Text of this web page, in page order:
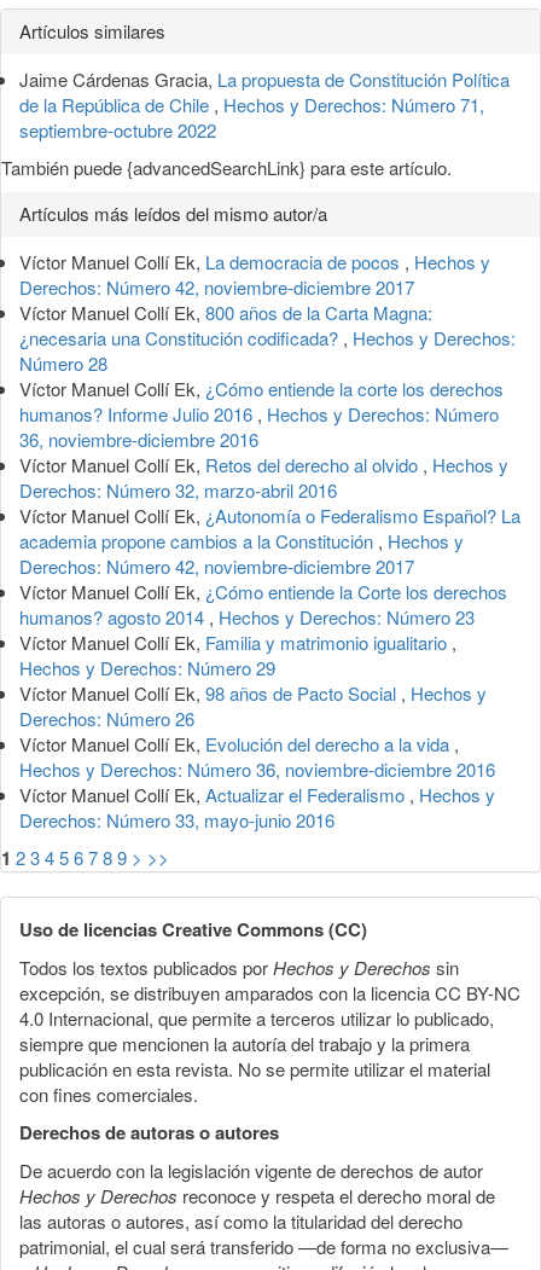
Detalles
del
artículo
Artículos similares
Jaime Cárdenas Gracia, La propuesta de Constitución Política
de la República de Chile , Hechos y Derechos: Número 71,
septiembre-octubre 2022
También puede {advancedSearchLink} para este artículo.
Artículos más leídos del mismo autor/a
Víctor Manuel Collí Ek, La democracia de pocos , Hechos y
Derechos: Número 42, noviembre-diciembre 2017
Víctor Manuel Collí Ek, 800 años de la Carta Magna:
¿necesaria una Constitución codificada? , Hechos y Derechos:
Número 28
Víctor Manuel Collí Ek, ¿Cómo entiende la corte los derechos
humanos? Informe Julio 2016 , Hechos y Derechos: Número
36, noviembre-diciembre 2016
Víctor Manuel Collí Ek, Retos del derecho al olvido , Hechos y
Derechos: Número 32, marzo-abril 2016
Víctor Manuel Collí Ek, ¿Autonomía o Federalismo Español? La
academia propone cambios a la Constitución , Hechos y
Derechos: Número 42, noviembre-diciembre 2017
Víctor Manuel Collí Ek, ¿Cómo entiende la Corte los derechos
humanos? agosto 2014 , Hechos y Derechos: Número 23
Víctor Manuel Collí Ek, Familia y matrimonio igualitario ,
Hechos y Derechos: Número 29
Víctor Manuel Collí Ek, 98 años de Pacto Social , Hechos y
Derechos: Número 26
Víctor Manuel Collí Ek, Evolución del derecho a la vida ,
Hechos y Derechos: Número 36, noviembre-diciembre 2016
Víctor Manuel Collí Ek, Actualizar el Federalismo , Hechos y
Derechos: Número 33, mayo-junio 2016
1 23456789 > >>
Uso de licencias Creative Commons (CC)
Todos los textos publicados porHechos y Derechos sin
excepción, se distribuyen amparados con la licencia CC BY-NC
4.0 Internacional, que permite a terceros utilizar lo publicado,
siempre que mencionen la autoría del trabajo y la primera
publicación en esta revista. No se permite utilizar el material
con fines comerciales.
Derechos de autoras o autores
De acuerdo con la legislación vigente de derechos de autor
Hechos y Derechos reconoce y respeta el derecho moral de
las autoras o autores, así como la titularidad del derecho
patrimonial, el cual será transferido —de forma no exclusiva—